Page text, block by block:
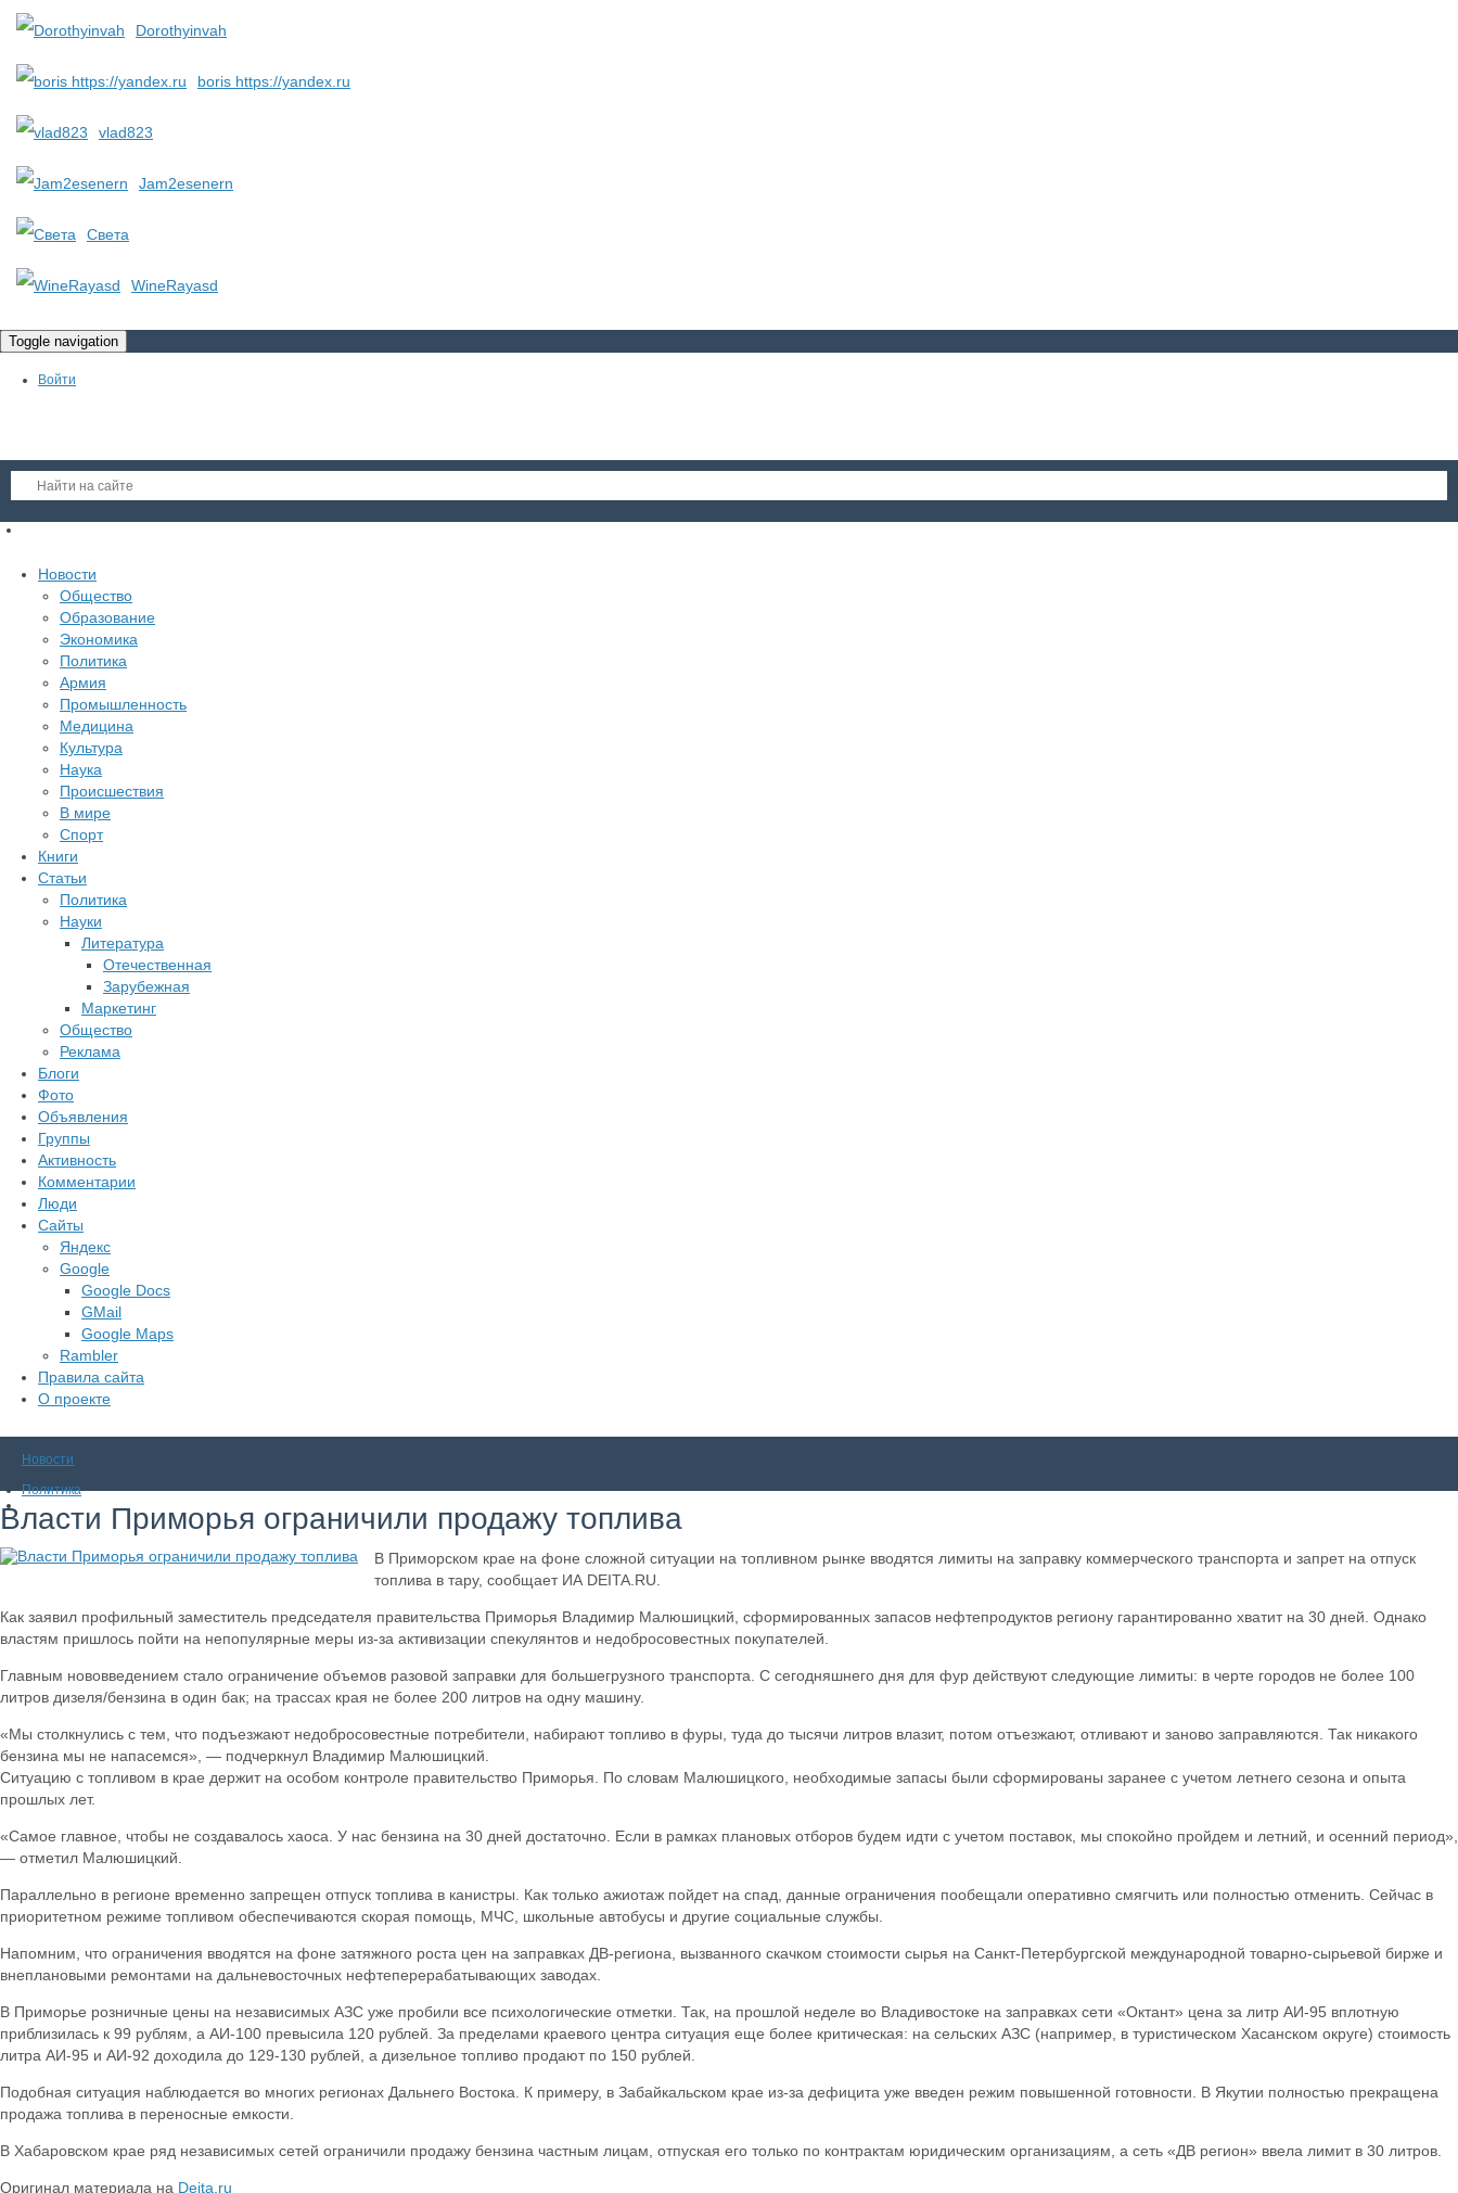
Dorothyinvah
boris https://yandex.ru
vlad823
Jam2esenern
Света
WineRayasd
Toggle navigation
Войти
Гость
Войти
Регистрация
Новости
Общество
Образование
Экономика
Политика
Армия
Промышленность
Медицина
Культура
Наука
Происшествия
В мире
Спорт
Книги
Статьи
Политика
Науки
Литература
Отечественная
Зарубежная
Маркетинг
Общество
Реклама
Блоги
Фото
Объявления
Группы
Активность
Комментарии
Люди
Сайты
Яндекс
Google
Google Docs
GMail
Google Maps
Rambler
Правила сайта
О проекте
Новости
Политика
Власти Приморья ограничили продажу топлива
В Приморском крае на фоне сложной ситуации на топливном рынке вводятся лимиты на заправку коммерческого транспорта и запрет на отпуск
топлива в тару, сообщает ИА DEITA.RU.
Как заявил профильный заместитель председателя правительства Приморья Владимир Малюшицкий, сформированных запасов нефтепродуктов региону гарантированно хватит на 30 дней. Однако
властям пришлось пойти на непопулярные меры из-за активизации спекулянтов и недобросовестных покупателей.
Главным нововведением стало ограничение объемов разовой заправки для большегрузного транспорта. С сегодняшнего дня для фур действуют следующие лимиты: в черте городов не более 100
литров дизеля/бензина в один бак; на трассах края не более 200 литров на одну машину.
«Мы столкнулись с тем, что подъезжают недобросовестные потребители, набирают топливо в фуры, туда до тысячи литров влазит, потом отъезжают, отливают и заново заправляются. Так никакого
бензина мы не напасемся», — подчеркнул Владимир Малюшицкий.
Ситуацию с топливом в крае держит на особом контроле правительство Приморья. По словам Малюшицкого, необходимые запасы были сформированы заранее с учетом летнего сезона и опыта
прошлых лет.
«Самое главное, чтобы не создавалось хаоса. У нас бензина на 30 дней достаточно. Если в рамках плановых отборов будем идти с учетом поставок, мы спокойно пройдем и летний, и осенний период»,
— отметил Малюшицкий.
Параллельно в регионе временно запрещен отпуск топлива в канистры. Как только ажиотаж пойдет на спад, данные ограничения пообещали оперативно смягчить или полностью отменить. Сейчас в
приоритетном режиме топливом обеспечиваются скорая помощь, МЧС, школьные автобусы и другие социальные службы.
Напомним, что ограничения вводятся на фоне затяжного роста цен на заправках ДВ-региона, вызванного скачком стоимости сырья на Санкт-Петербургской международной товарно-сырьевой бирже и
внеплановыми ремонтами на дальневосточных нефтеперерабатывающих заводах.
В Приморье розничные цены на независимых АЗС уже пробили все психологические отметки. Так, на прошлой неделе во Владивостоке на заправках сети «Октант» цена за литр АИ-95 вплотную
приблизилась к 99 рублям, а АИ-100 превысила 120 рублей. За пределами краевого центра ситуация еще более критическая: на сельских АЗС (например, в туристическом Хасанском округе) стоимость
литра АИ-95 и АИ-92 доходила до 129-130 рублей, а дизельное топливо продают по 150 рублей.
Подобная ситуация наблюдается во многих регионах Дальнего Востока. К примеру, в Забайкальском крае из-за дефицита уже введен режим повышенной готовности. В Якутии полностью прекращена
продажа топлива в переносные емкости.
В Хабаровском крае ряд независимых сетей ограничили продажу бензина частным лицам, отпуская его только по контрактам юридическим организациям, а сеть «ДВ регион» ввела лимит в 30 литров.
Оригинал материала на Deita.ru